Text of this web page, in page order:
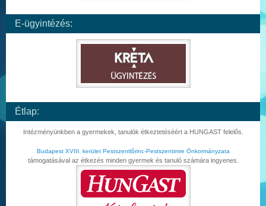
E-ügyintézés:
Étlap:
Intézményünkben a gyermekek, tanulók étkeztetéséért a HUNGAST felelős.
Budapest XVIII. kerület Pestszentlőrinc-Pestszentimre Önkormányzata
támogatásával az étkezés minden gyermek és tanuló számára ingyenes.